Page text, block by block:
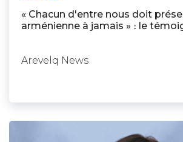
« Chacun d'entre nous doit
arménienne à jamais » ։ le
Arevelq News